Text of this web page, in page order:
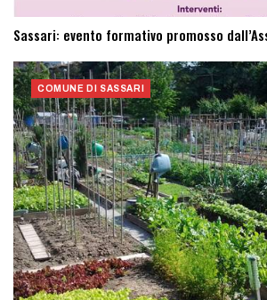
Sassari: evento formativo promosso
COMUNE DI SASSARI